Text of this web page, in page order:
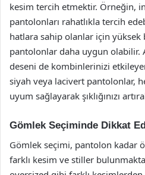
kesim tercih etmektir. Örneğin,
pantolonları rahatlıkla tercih
hatlara sahip olanlar için yüksek
pantolonlar daha uygun olabilir.
deseni de kombinlerinizi
siyah veya lacivert pantolonlar,
uyum sağlayarak şıklığınızı
Gömlek Seçiminde Dikkat
Gömlek seçimi, pantolon kadar
farklı kesim ve stiller